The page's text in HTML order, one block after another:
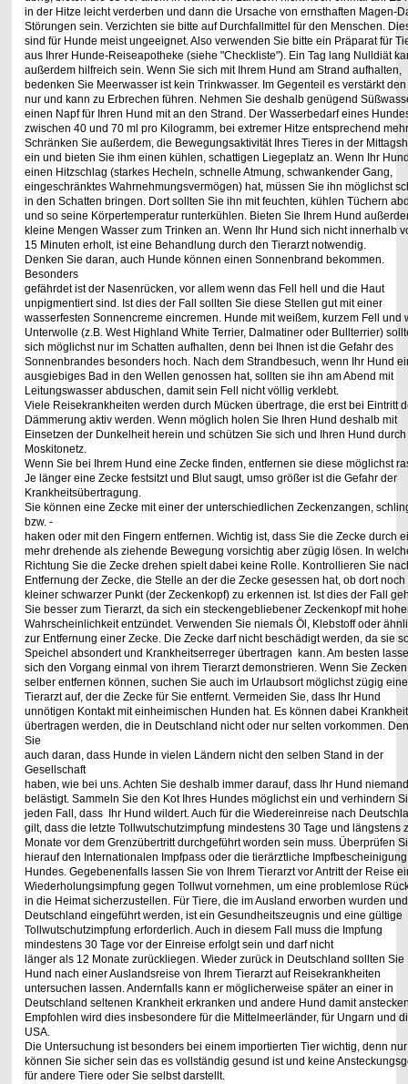
in der Hitze leicht verderben und dann die Ursache von ernsthaften Magen-
Störungen sein. Verzichten sie bitte auf Durchfallmittel für den Menschen.
sind für Hunde meist ungeeignet. Also verwenden Sie bitte ein Präparat für
aus Ihrer Hunde-Reiseapotheke (siehe "Checkliste"). Ein Tag lang Nulldiät
außerdem hilfreich sein. Wenn Sie sich mit Ihrem Hund am Strand aufhalten,
bedenken Sie Meerwasser ist kein Trinkwasser. Im Gegenteil es verstärkt
nur und kann zu Erbrechen führen. Nehmen Sie deshalb genügend
einen Napf für Ihren Hund mit an den Strand. Der Wasserbedarf eines
zwischen 40 und 70 ml pro Kilogramm, bei extremer Hitze entsprechend
Schränken Sie außerdem, die Bewegungsaktivität Ihres Tieres in der
ein und bieten Sie ihm einen kühlen, schattigen Liegeplatz an. Wenn Ihr
einen Hitzschlag (starkes Hecheln, schnelle Atmung, schwankender Gang,
eingeschränktes Wahrnehmungsvermögen) hat, müssen Sie ihn möglichst
in den Schatten bringen. Dort sollten Sie ihn mit feuchten, kühlen Tüchern
und so seine Körpertemperatur runterkühlen. Bieten Sie Ihrem Hund
kleine Mengen Wasser zum Trinken an. Wenn Ihr Hund sich nicht innerhalb
15 Minuten erholt, ist eine Behandlung durch den Tierarzt notwendig.
Denken Sie daran, auch Hunde können einen Sonnenbrand bekommen.
Besonders
gefährdet ist der Nasenrücken, vor allem wenn das Fell hell und die Haut
unpigmentiert sind. Ist dies der Fall sollten Sie diese Stellen gut mit einer
wasserfesten Sonnencreme eincremen. Hunde mit weißem, kurzem Fell und
Unterwolle (z.B. West Highland White Terrier, Dalmatiner oder Bullterrier)
sich möglichst nur im Schatten aufhalten, denn bei Ihnen ist die Gefahr des
Sonnenbrandes besonders hoch. Nach dem Strandbesuch, wenn Ihr Hund
ausgiebiges Bad in den Wellen genossen hat, sollten sie ihn am Abend mit
Leitungswasser abduschen, damit sein Fell nicht völlig verklebt.
Viele Reisekrankheiten werden durch Mücken übertrage, die erst bei Eintritt
Dämmerung aktiv werden. Wenn möglich holen Sie Ihren Hund deshalb mit
Einsetzen der Dunkelheit herein und schützen Sie sich und Ihren Hund
Moskitonetz.
Wenn Sie bei Ihrem Hund eine Zecke finden, entfernen sie diese möglichst
Je länger eine Zecke festsitzt und Blut saugt, umso größer ist die Gefahr der
Krankheitsübertragung.
Sie können eine Zecke mit einer der unterschiedlichen Zeckenzangen,
bzw. -
haken oder mit den Fingern entfernen. Wichtig ist, dass Sie die Zecke durch
mehr drehende als ziehende Bewegung vorsichtig aber zügig lösen. In
Richtung Sie die Zecke drehen spielt dabei keine Rolle. Kontrollieren Sie
Entfernung der Zecke, die Stelle an der die Zecke gesessen hat, ob dort noch
kleiner schwarzer Punkt (der Zeckenkopf) zu erkennen ist. Ist dies der Fall
Sie besser zum Tierarzt, da sich ein steckengebliebener Zeckenkopf mit
Wahrscheinlichkeit entzündet. Verwenden Sie niemals Öl, Klebstoff oder
zur Entfernung einer Zecke. Die Zecke darf nicht beschädigt werden, da sie
Speichel absondert und Krankheitserreger übertragen kann. Am besten
sich den Vorgang einmal von ihrem Tierarzt demonstrieren. Wenn Sie
selber entfernen können, suchen Sie auch im Urlaubsort möglichst zügig
Tierarzt auf, der die Zecke für Sie entfernt. Vermeiden Sie, dass Ihr Hund
unnötigen Kontakt mit einheimischen Hunden hat. Es können dabei
übertragen werden, die in Deutschland nicht oder nur selten vorkommen.
Sie
auch daran, dass Hunde in vielen Ländern nicht den selben Stand in der
Gesellschaft
haben, wie bei uns. Achten Sie deshalb immer darauf, dass Ihr Hund
belästigt. Sammeln Sie den Kot Ihres Hundes möglichst ein und verhindern
jeden Fall, dass
Ihr Hund wildert. Auch für die Wiedereinreise nach
gilt, dass die letzte Tollwutschutzimpfung mindestens 30 Tage und längstens
Monate vor dem Grenzübertritt durchgeführt worden sein muss. Überprüfen
hierauf den Internationalen Impfpass oder die tierärztliche
Hundes. Gegebenenfalls lassen Sie von Ihrem Tierarzt vor Antritt der Reise
Wiederholungsimpfung gegen Tollwut vornehmen, um eine problemlose
in die Heimat sicherzustellen. Für Tiere, die imAusland erworben wurden
Deutschland eingeführt werden, ist ein Gesundheitszeugnis und eine gültige
Tollwutschutzimpfung erforderlich. Auch in diesem Fall muss die Impfung
mindestens 30 Tage vor der Einreise erfolgt sein und darf nicht
länger als 12 Monate zurückliegen. Wieder zurück in Deutschland sollten Sie
Hund nach einer Auslandsreise von Ihrem Tierarzt auf Reisekrankheiten
untersuchen lassen. Andernfalls kann er möglicherweise später an einer in
Deutschland seltenen Krankheit erkranken und andere Hund damit
Empfohlen wird dies insbesondere für die Mittelmeerländer, für Ungarn und
USA.
Die Untersuchung ist besonders bei einem importierten Tier wichtig, denn
können Sie sicher sein das es vollständig gesund ist und keine
für andere Tiere oder Sie selbst darstellt.